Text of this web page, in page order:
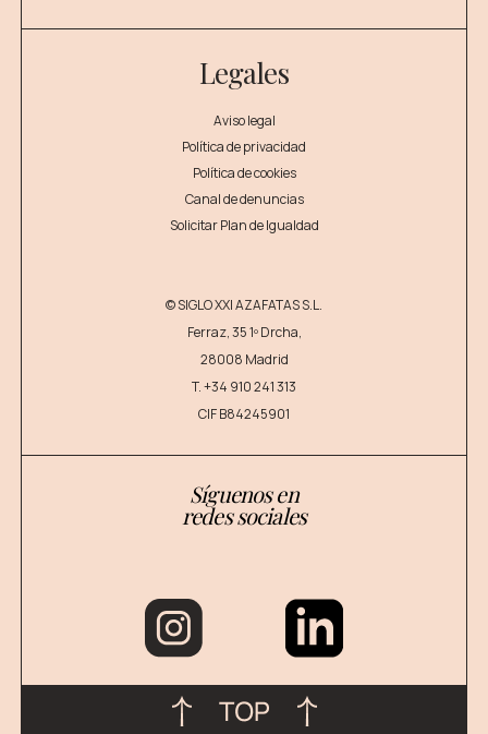
Legales
Aviso legal
Política de privacidad
Política de cookies
Canal de denuncias
Solicitar Plan de Igualdad
© SIGLO XXI AZAFATAS S.L.
Ferraz, 35 1º Drcha,
28008 Madrid
T.+34 910 241 313
CIF B84245901
Síguenos en
redes sociales